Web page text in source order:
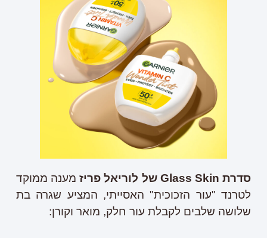
סדרתGlass Skin של לוריאל פריזמענה ממוקד
לטרנד "עור הזכוכית" האסייתי, המציע שגרה בת
שלושה שלבים לקבלת עור חלק, מואר וקורן: